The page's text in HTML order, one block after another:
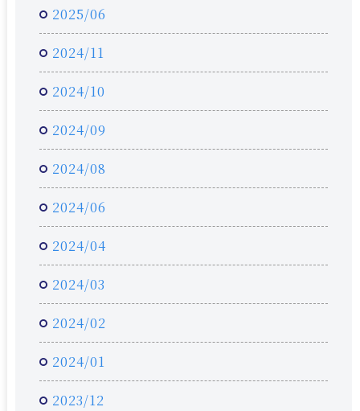
2025/06
2024/11
2024/10
2024/09
2024/08
2024/06
2024/04
2024/03
2024/02
2024/01
2023/12